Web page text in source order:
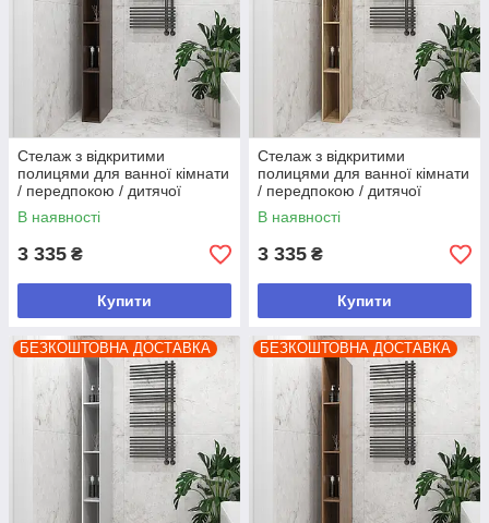
Стелаж з відкритими
полицями для ванної кімнати
/ передпокою / дитячої
2000х200х450 мм Венге
Магія
В наявності
3 335 ₴
Купити
Стелаж з відкритими
полицями для ванної кімнати
/ передпокою / дитячої
2000х200х450 мм Дуб Тахо
В наявності
3 335 ₴
Купити
БЕЗКОШТОВНА ДОСТАВКА БЕЗКОШТОВНА ДОСТАВКА